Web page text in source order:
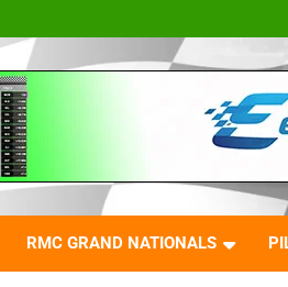
RMC GRAND NATIONALS